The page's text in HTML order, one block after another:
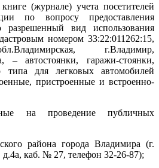
(журнале) учета посетителей
по вопросу предоставления
разрешенный вид использования
номером 33:22:011262:15,
г.Владимир,
– автостоянки, гаражи-стоянки,
типа для легковых автомобилей
пристроенные и встроенно-
на проведение публичных
района города Владимира (г.
каб. № 27, телефон 32-26-87);